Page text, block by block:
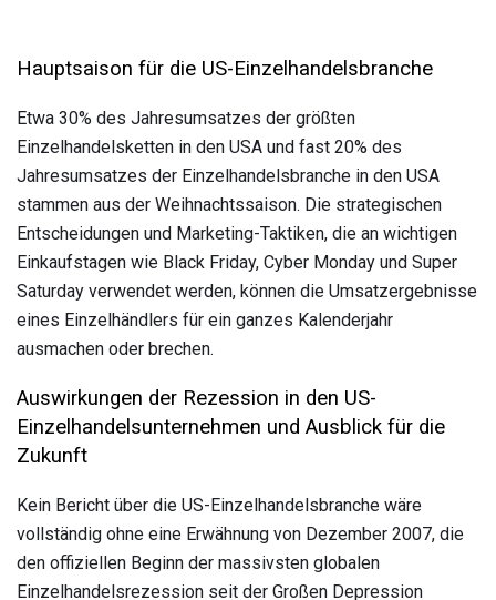
Hauptsaison für die US-Einzelhandelsbranche
Etwa 30% des Jahresumsatzes der größten
Einzelhandelsketten in den USA und fast 20% des
Jahresumsatzes der Einzelhandelsbranche in den USA
stammen aus der Weihnachtssaison. Die strategischen
Entscheidungen und Marketing-Taktiken, die an wichtigen
Einkaufstagen wie Black Friday, Cyber ​​Monday und Super
Saturday verwendet werden, können die Umsatzergebnisse
eines Einzelhändlers für ein ganzes Kalenderjahr
ausmachen oder brechen.
Auswirkungen der Rezession in den US-
Einzelhandelsunternehmen und Ausblick für die
Zukunft
Kein Bericht über die US-Einzelhandelsbranche wäre
vollständig ohne eine Erwähnung von Dezember 2007, die
den offiziellen Beginn der massivsten globalen
Einzelhandelsrezession seit der Großen Depression